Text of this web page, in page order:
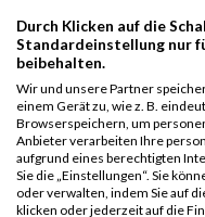
Kwizera dominiert
Durch Klicken auf die
Standardeinstellung nur
beibehalten.
Wir und unsere Partner
einem Gerät zu, wie z. B.
Browserspeichern, um
Anbieter verarbeiten Ihre
aufgrund eines berechtigten
Sie die „Einstellungen“. Sie
oder verwalten, indem Sie auf
klicken oder jederzeit auf die